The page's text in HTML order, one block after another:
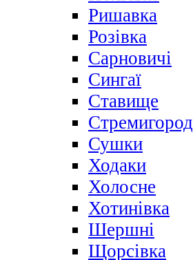
Ришавка
Розівка
Сарновичі
Сингаї
Ставище
Стремигород
Сушки
Ходаки
Холосне
Хотинівка
Шершні
Щорсівка